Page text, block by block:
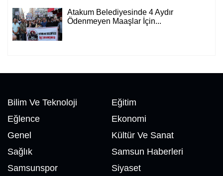
Atakum Belediyesinde 4 Aydır
Ödenmeyen Maaşlar İçin...
Bilim Ve Teknoloji
Eğitim
Eğlence
Ekonomi
Genel
Kültür Ve Sanat
Sağlık
Samsun Haberleri
Samsunspor
Siyaset